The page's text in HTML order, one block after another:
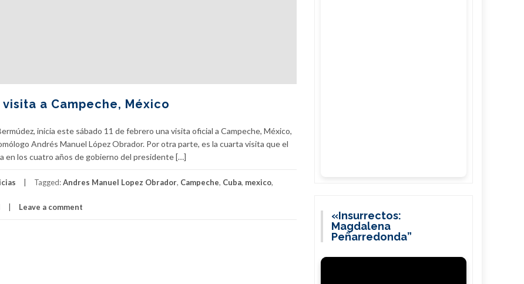
a Campeche, México
inicia este sábado 11 de febrero una visita oficial a Campeche, México,
Andrés Manuel López Obrador. Por otra parte, es la cuarta visita que el
en los cuatro años de gobierno del presidente […]
Tagged:Andres Manuel Lopez Obrador, Campeche, Cuba, mexico,
Leave a comment
«Insurrectos:
Magdalena
Peñarredonda”